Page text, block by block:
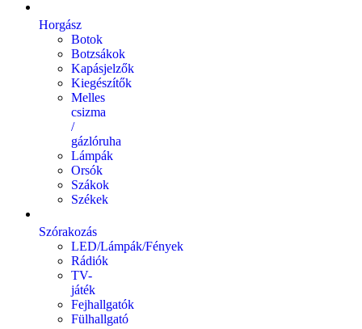
Horgász
Botok
Botzsákok
Kapásjelzők
Kiegészítők
Melles
csizma
/
gázlóruha
Lámpák
Orsók
Szákok
Székek
Szórakozás
LED/Lámpák/Fények
Rádiók
TV-
játék
Fejhallgatók
Fülhallgató